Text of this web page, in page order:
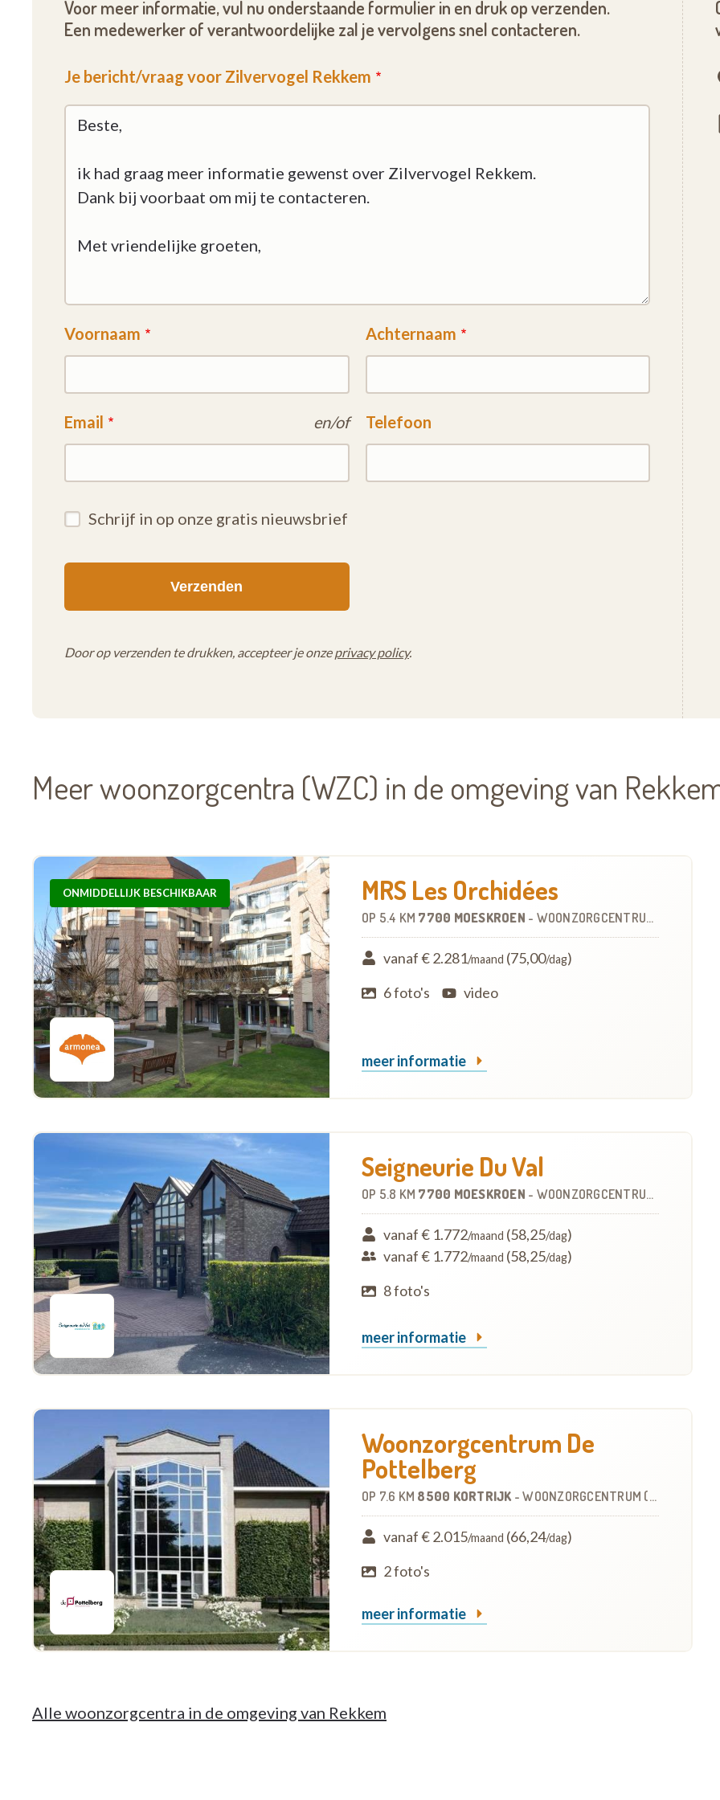
Voor meer informatie, vul nu onderstaande formulier in en druk op verzenden.
Een medewerker of verantwoordelijke zal je vervolgens snel contacteren.
Je bericht/vraag voor Zilvervogel Rekkem
Voornaam Achternaam
Email en/of Telefoon
Schrijf in op onze gratis nieuwsbrief
Door op verzenden te drukken, accepteer je onzeprivacy policy.
Meer woonzorgcentra (WZC) in de omgeving van
ONMIDDELLIJK BESCHIKBAAR MRS Les Orchidées
OP 5.4 KM 7700 MOESKROEN - WOONZORGCENTRUM (WZC)
vanaf € 2.281/maand (75,00/dag)
6 foto's
video
meer informatie
Seigneurie Du Val
OP 5.8 KM 7700 MOESKROEN - WOONZORGCENTRUM (WZC)
vanaf € 1.772/maand (58,25/dag)
vanaf € 1.772/maand (58,25/dag)
8 foto's
meer informatie
Woonzorgcentrum De
Pottelberg
OP 7.6 KM 8500 KORTRIJK -WOONZORGCENTRUM (WZC)
vanaf € 2.015/maand (66,24/dag)
2 foto's
meer informatie
Alle woonzorgcentra in de omgeving van Rekkem